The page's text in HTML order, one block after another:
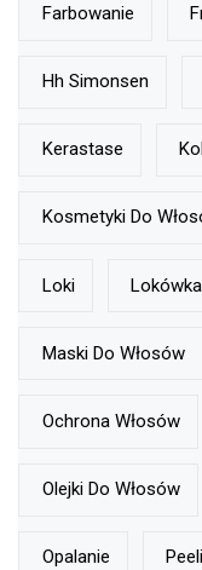
Farbowanie
Hh Simonsen
Kerastase
Kosmetyki Do
Loki Lokówka
Maski Do Włosów
Ochrona Włosów
Olejki Do Włosów
Opalanie